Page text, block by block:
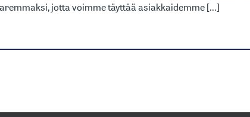
jotta voimme täyttää asiakkaidemme [...]